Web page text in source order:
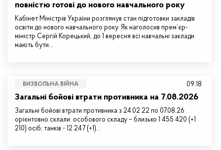
повністю готові до нового навчального року
Кабінет Міністрів України розглянув стан підготовки закладів
освіти до нового навчального року. Як наголосив прем’єр-
міністр Сергій Корецький, до 1 вересня всі навчальні заклади
мають бути…
ВИЗВОЛЬНА ВІЙНА
Загальні бойові втрати противника на 7.08.2026
Загальні бойові втрати противника з 24.02.22 по 07.08.26
орієнтовно склали: особового складу – близько 1 455 420 (+1
210) осіб; танків - 12 247 (+1)…
09:18